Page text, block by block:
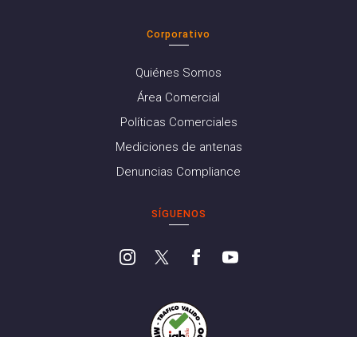
Corporativo
Quiénes Somos
Área Comercial
Políticas Comerciales
Mediciones de antenas
Denuncias Compliance
SÍGUENOS